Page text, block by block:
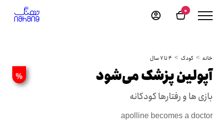
0
خانه کودک 4 تا 7 سال
% آپولین پزشک می‌شود
بازی ها و رفتارها کودکانه
apolline becomes a doctor